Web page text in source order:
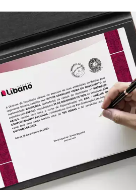
Ludicidade e Tecnologias na
Alfabetização e Letramento
TOTAL: